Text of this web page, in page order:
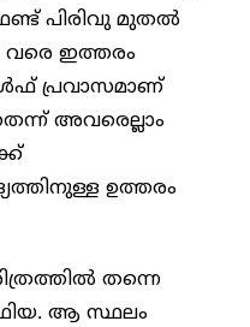
പിരിവു മുതൽ
ഇത്തരം
പ്രവാസമാണ്
അവരെല്ലാം
ഉത്തരം
തന്നെ
ആ സ്ഥലം